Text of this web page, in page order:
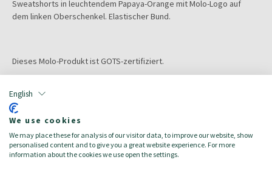
English
We use cookies
We may place these for analysis of our visitor data, to improve our website, show
personalised content and to give you a great website experience. For more
information about the cookies we use open the settings.
Sweatshorts in leuchtendem Papaya-Orange mit Molo-Logo auf
dem linken Oberschenkel. Elastischer Bund.
Dieses Molo-Produkt ist GOTS-zertifiziert.
Color: papaya
Größe:
Zielgruppe:Kinder/Bambini
100% Bio-Baumwolle.